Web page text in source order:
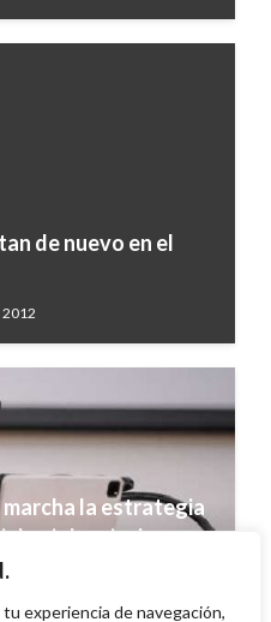
experiencia de navegación,
de nuevo en el
2012
la estrategia
la violencia de
a las